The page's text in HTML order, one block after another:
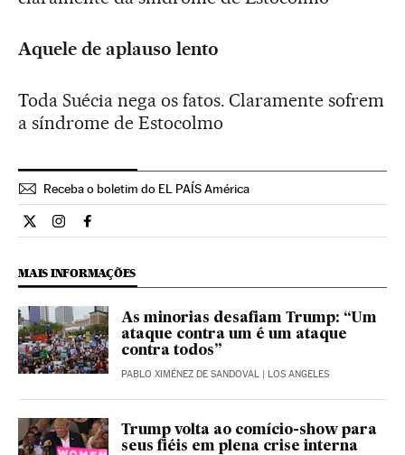
Aquele de aplauso lento
Toda Suécia nega os fatos. Claramente sofrem
a síndrome de Estocolmo
Receba o boletim do EL PAÍS América
Internacional El País Brasil en Twitter
Internacional El País Brasil en Instagram
Internacional El País Brasil en Facebook
MAIS INFORMAÇÕES
As minorias desafiam Trump: “Um
ataque contra um é um ataque
contra todos”
PABLO XIMÉNEZ DE SANDOVAL | LOS ANGELES
Trump volta ao comício-show para
seus fiéis em plena crise interna